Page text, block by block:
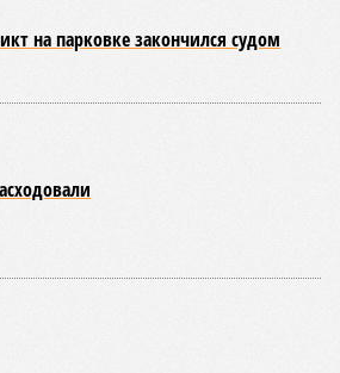
миллиарда рублей было объявлено
Республики Башкортостан
. Как обратил внимание
промышленности, энергетики и
по выполнению задач
поставленных руководством
Башкортостана
основным драйвером развития
должны выступить
задач остается